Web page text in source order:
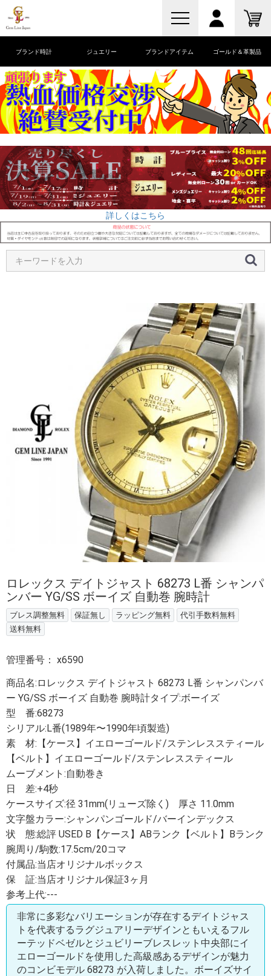
ブランド時計 ジュエリー ブランドアイテム ゴールド＆革製品
詳しくはこちら
ロレックス デイトジャスト 68273 L番 シャンパ
ンバー YG/SS ボーイズ 自動巻 腕時計
ブレス調整無料 保証無し ラッピング無料
代引手数料無料
送料無料
管理番号： x6590
商品名:ロレックス デイトジャスト 68273 L番 シャンパンバ
ー YG/SS ボーイズ 自動巻 腕時計タイプ:ボーイズ
型 番:68273
シリアル:L番(1989年〜1990年頃製造)
素 材:【ケース】イエローゴールド/ステンレススティール
【ベルト】イエローゴールド/ステンレススティール
ムーブメント:自動巻き
日 差:+4秒
ケースサイズ:径 31mm(リューズ除く) 厚さ 11.0mm
文字盤カラー:シャンパンゴールド/バーインデックス
状 態:総評 USED B【ケース】ABランク【ベルト】Bランク
腕周り/駒数:17.5cm/20コマ
付属品:当店オリジナルボックス
保 証:当店オリジナル保証3ヶ月
参考上代:---
非常に多彩なバリエーションが存在するデイトジャス
トを代表するラグジュアリーデザインともいえるフル
ーテッドベゼルとジュビリーブレスレット中央部にイ
エローゴールドを使用した高級感あるデザインが魅力
のコンビモデル 68273 が入荷しました。ボーイズサイ